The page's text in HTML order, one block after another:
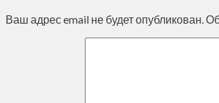
Ваш адрес email не будет опубликован.